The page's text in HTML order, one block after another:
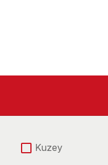
Kuzey